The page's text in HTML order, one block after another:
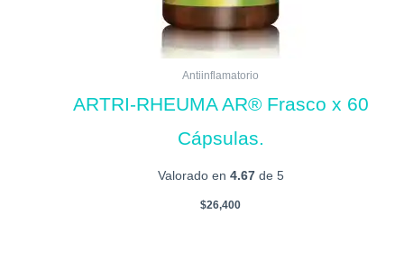
Antiinflamatorio
ARTRI-RHEUMA AR® Frasco x 60
Cápsulas.
Valorado en 4.67de 5
$26,400